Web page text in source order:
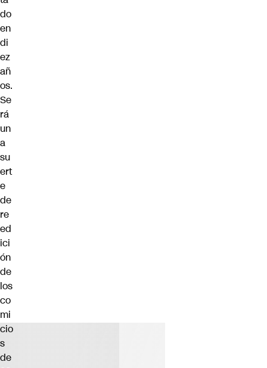
do
en
di
ez
añ
os.
Se
rá
un
a
su
ert
e
de
re
ed
ici
ón
de
los
co
mi
cio
s
de